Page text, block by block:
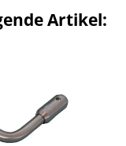
Artikel: